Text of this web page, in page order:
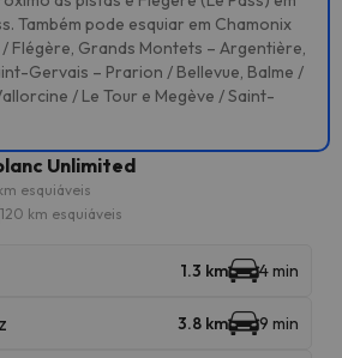
Também pode esquiar em Chamonix
/ Flégère, Grands Montets – Argentière,
Gervais – Prarion / Bellevue, Balme /
/ Le Tour e Megève / Saint-
Unlimited
esquiáveis
120 km esquiáveis
1.3 km 4 min
3.8 km 9 min